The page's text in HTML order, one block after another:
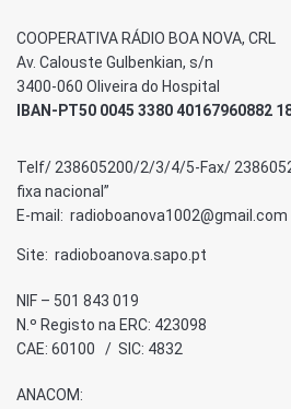
COOPERATIVA RÁDIO BOA NOVA, CRL
Av. Calouste Gulbenkian, s/n
3400-060 Oliveira do Hospital
IBAN-PT50 0045 3380 40167960882
Telf/ 238605200/2/3/4/5-Fax/
fixa nacional”
E-mail: radioboanova1002@gmail.com
Site: radioboanova.sapo.pt
NIF – 501 843 019
N.º Registo na ERC: 423098
CAE: 60100 / SIC: 4832
ANACOM: